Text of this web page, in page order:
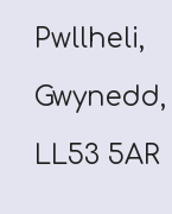
Pwllheli,
Gwynedd,
LL53 5AR